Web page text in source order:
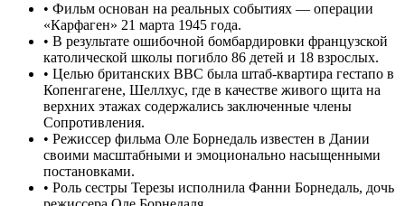
• Фильм основан на реальных событиях — операции
«Карфаген» 21 марта 1945 года.
• В результате ошибочной бомбардировки французской
католической школы погибло 86 детей и 18 взрослых.
• Целью британских ВВС была штаб-квартира гестапо в
Копенгагене, Шеллхус, где в качестве живого щита на
верхних этажах содержались заключенные члены
Сопротивления.
• Режиссер фильма Оле Борнедаль известен в Дании
своими масштабными и эмоционально насыщенными
постановками.
• Роль сестры Терезы исполнила Фанни Борнедаль, дочь